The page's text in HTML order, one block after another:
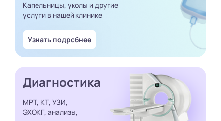
Капельницы, уколы и другие
услуги в нашей клинике
Узнать подробнее
Диагностика
МРТ, КТ, УЗИ,
ЭХОКГ, анализы,